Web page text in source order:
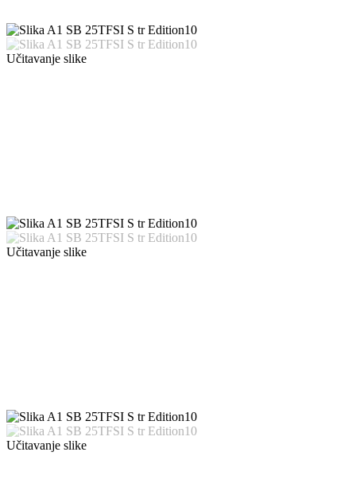
Učitavanje slike
Učitavanje slike
Učitavanje slike